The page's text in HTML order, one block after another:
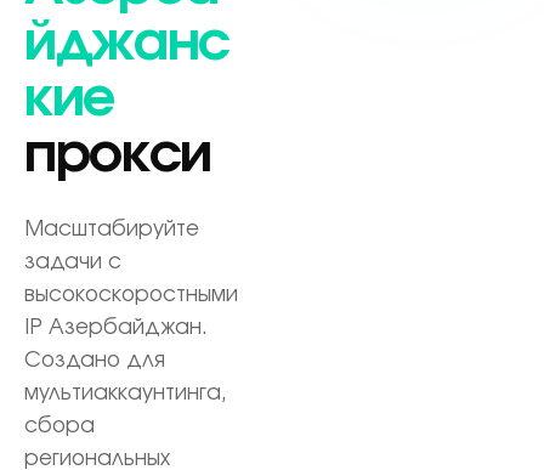
йджанс
кие
прокси
Масштабируйте
задачи с
высокоскоростными
IP Азербайджан.
Создано для
мультиаккаунтинга,
сбора
региональных